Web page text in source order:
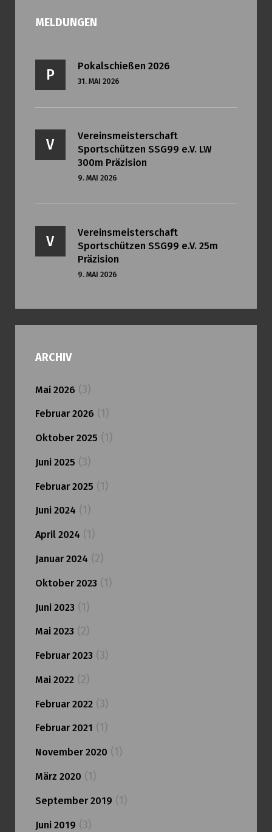
MELDUNGEN
P
Pokalschießen 2026
31. MAI 2026
V
Vereinsmeisterschaft
Sportschützen SSG99 e.V. LW
300m Präzision
9. MAI 2026
V
Vereinsmeisterschaft
Sportschützen SSG99 e.V. 25m
Präzision
9. MAI 2026
ARCHIV
Mai 2026 (3)
Februar 2026 (1)
Oktober 2025 (1)
Juni 2025 (3)
Februar 2025 (1)
Juni 2024 (1)
April 2024 (1)
Januar 2024 (2)
Oktober 2023(1)
Juni 2023(1)
Mai 2023(2)
Februar 2023(3)
Mai 2022(2)
Februar 2022(3)
Februar 2021 (1)
November 2020 (1)
März 2020 (1)
September 2019 (1)
Juni 2019 (3)